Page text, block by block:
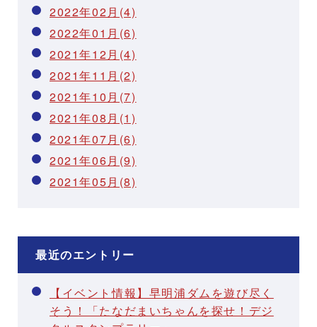
2022年02月(4)
2022年01月(6)
2021年12月(4)
2021年11月(2)
2021年10月(7)
2021年08月(1)
2021年07月(6)
2021年06月(9)
2021年05月(8)
最近のエントリー
【イベント情報】早明浦ダムを遊び尽く
そう！「たなだまいちゃんを探せ！デジ